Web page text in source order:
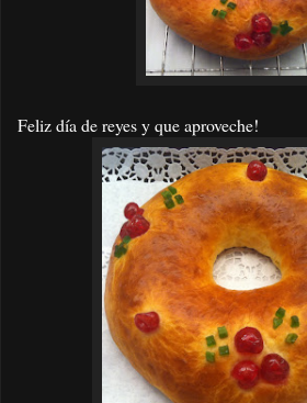
Feliz día de reyes y que aproveche!